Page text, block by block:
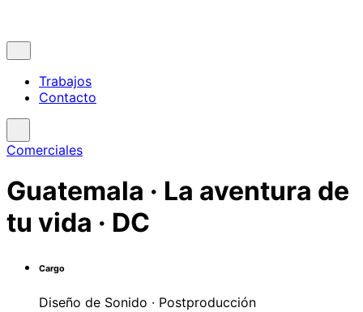
Trabajos
Contacto
Comerciales
Guatemala · La aventura de
tu vida · DC
Cargo
Diseño de Sonido · Postproducción